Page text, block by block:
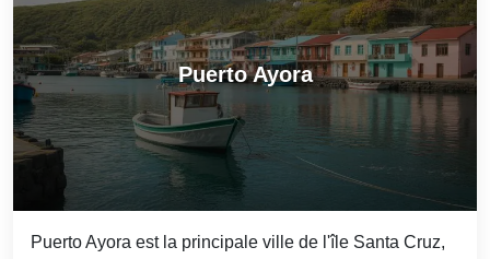
Puerto Ayora
Puerto Ayora est la principale ville de l'île Santa Cruz,